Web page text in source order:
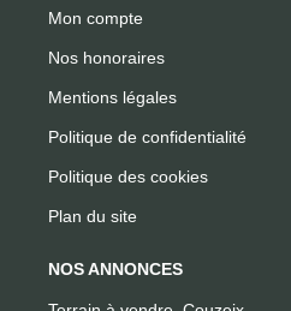
Mon compte
Nos honoraires
Mentions légales
Politique de confidentialité
Politique des cookies
Plan du site
NOS ANNONCES